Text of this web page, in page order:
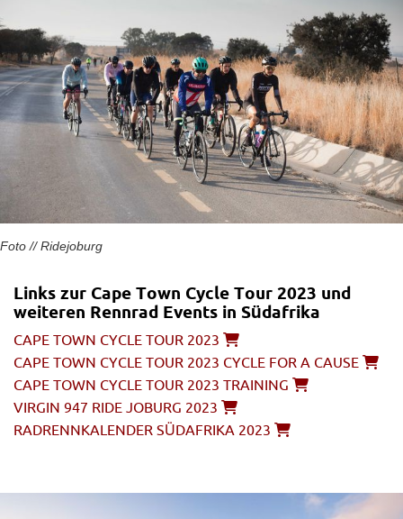
Foto // Ridejoburg
Links zur Cape Town Cycle Tour 2023 und
weiteren Rennrad Events in Südafrika
CAPE TOWN CYCLE TOUR 2023
CAPE TOWN CYCLE TOUR 2023 CYCLE FOR A CAUSE
CAPE TOWN CYCLE TOUR 2023 TRAINING
VIRGIN 947 RIDE JOBURG 2023
RADRENNKALENDER SÜDAFRIKA 2023